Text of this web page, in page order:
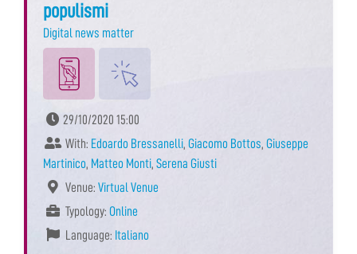
populismi
Digital news matter
29/10/2020 15:00
With: Edoardo Bressanelli, Giacomo Bottos, Giuseppe
Martinico, Matteo Monti, Serena Giusti
Venue: Virtual Venue
Typology: Online
Language: Italiano